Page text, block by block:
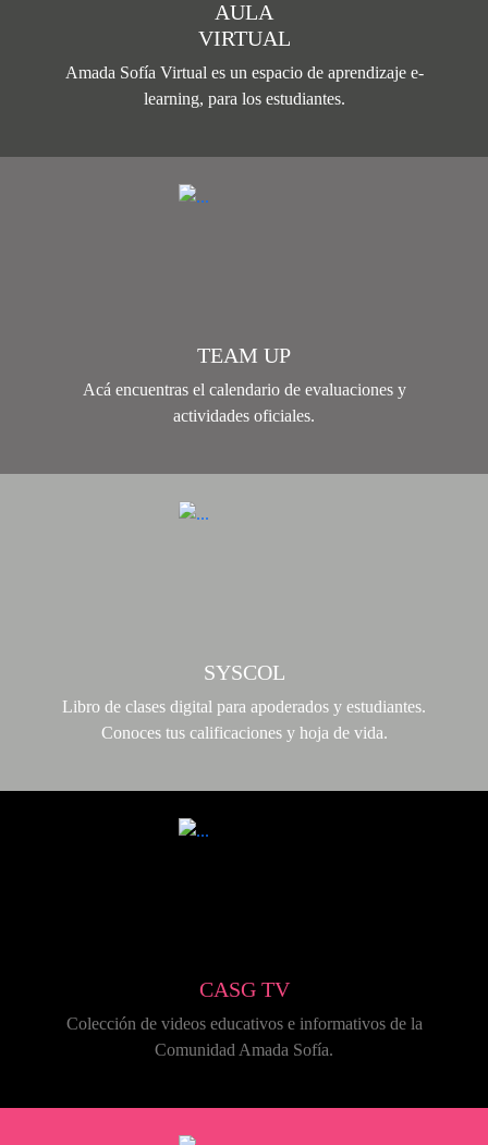
AULA
VIRTUAL
Amada Sofía Virtual es un espacio de aprendizaje e-
learning, para los estudiantes.
TEAM UP
Acá encuentras el calendario de evaluaciones y
actividades oficiales.
SYSCOL
Libro de clases digital para apoderados y estudiantes.
Conoces tus calificaciones y hoja de vida.
CASG TV
Colección de videos educativos e informativos de la
Comunidad Amada Sofía.